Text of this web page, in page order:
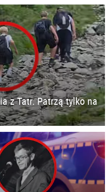
z Tatr. Patrzą tylko na